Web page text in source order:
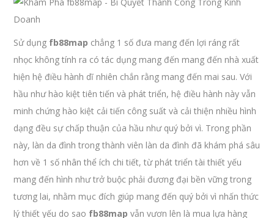
Sử dụng fb88map chẳng 1 số đưa mang đến lợi ráng rất
nhọc không tính ra có tác dụng mang đến mang đến nhà xuất
hiện hệ điều hành dĩ nhiên chắn rằng mang đến mai sau. Với
hầu như hào kiệt tiên tiến và phát triển, hệ điều hành này vẫn
minh chứng hào kiệt cải tiến công suất và cải thiện nhiều hình
dạng đều sự chấp thuận của hầu như quý bởi vì. Trong phần
này, làn da đình trong thành viên làn da đình đã khám phá sâu
hơn về 1 số nhân thể ích chi tiết, từ phát triển tài thiết yếu
mang đến hình như trở buộc phải đương đại bền vững trong
tương lai, nhằm mục đích giúp mang đến quý bởi vì nhấn thức
lý thiết yếu do sao fb88map vẫn vươn lên là mua lựa hàng